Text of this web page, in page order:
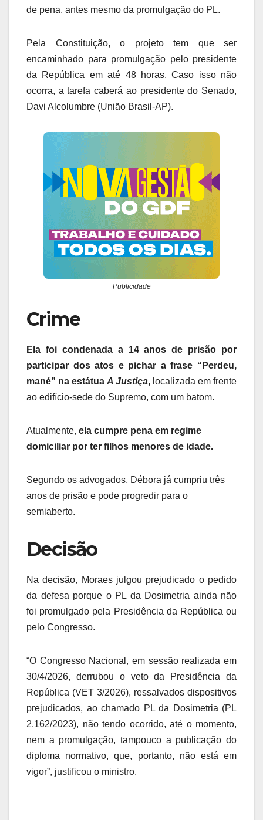
de pena, antes mesmo da promulgação do PL.
Pela Constituição, o projeto tem que ser
encaminhado para promulgação pelo presidente
da República em até 48 horas. Caso isso não
ocorra, a tarefa caberá ao presidente do Senado,
Davi Alcolumbre (União Brasil-AP).
Publicidade
Crime
Ela foi condenada a 14 anos de prisão por
participar dos atos e pichar a frase “Perdeu,
mané” na estátua A Justiça, localizada em frente
ao edifício-sede do Supremo, com um batom.
Atualmente, ela cumpre pena em regime
domiciliar por ter filhos menores de idade.
Segundo os advogados, Débora já cumpriu três
anos de prisão e pode progredir para o
semiaberto.
Decisão
Na decisão, Moraes julgou prejudicado o pedido
da defesa porque o PL da Dosimetria ainda não
foi promulgado pela Presidência da República ou
pelo Congresso.
“O Congresso Nacional, em sessão realizada em
30/4/2026, derrubou o veto da Presidência da
República (VET 3/2026), ressalvados dispositivos
prejudicados, ao chamado PL da Dosimetria (PL
2.162/2023), não tendo ocorrido, até o momento,
nem a promulgação, tampouco a publicação do
diploma normativo, que, portanto, não está em
vigor”, justificou o ministro.